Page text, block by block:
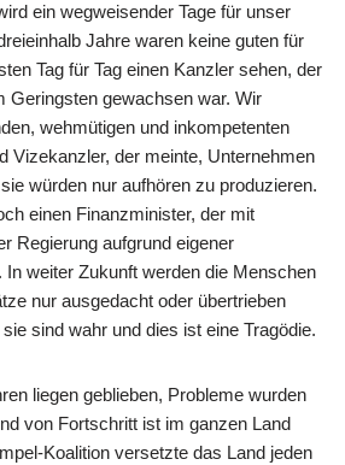
ein wegweisender Tage für unser
Jahre waren keine guten für
Tag für Tag einen Kanzler sehen, der
Geringsten gewachsen war. Wir
wehmütigen und inkompetenten
Vizekanzler, der meinte, Unternehmen
würden nur aufhören zu produzieren.
einen Finanzminister, der mit
Regierung aufgrund eigener
In weiter Zukunft werden die Menschen
nur ausgedacht oder übertrieben
sind wahr und dies ist eine Tragödie.
liegen geblieben, Probleme wurden
von Fortschritt ist im ganzen Land
Koalition versetzte das Land jeden